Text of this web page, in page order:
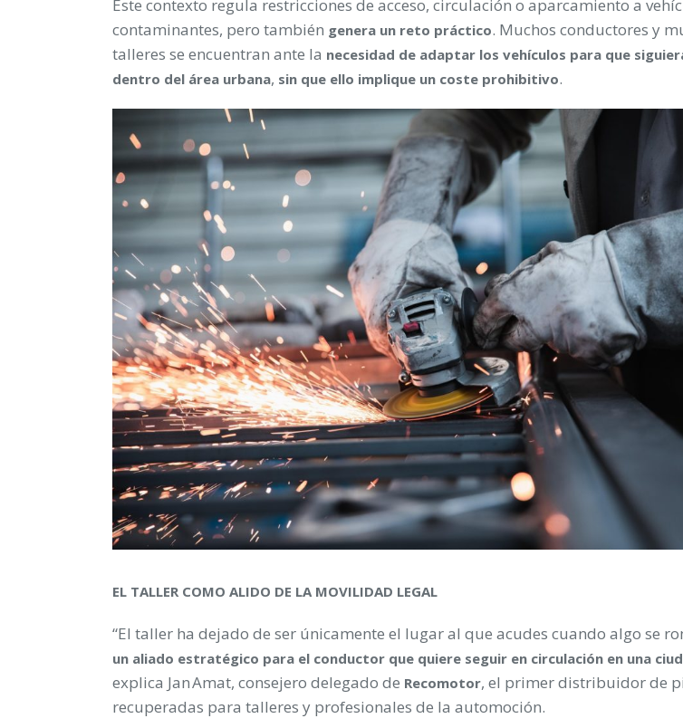
Este contexto regula restricciones de acceso, circulación o aparcamiento a
contaminantes, pero también genera un reto práctico. Muchos conductores y
talleres se encuentran ante la necesidad de adaptar los vehículos para que
dentro del área urbana, sin que ello implique un coste prohibitivo.
EL TALLER COMO ALIDO DE LA MOVILIDAD LEGAL
“El taller ha dejado de ser únicamente el lugar al que acudes cuando algo se
un aliado estratégico para el conductor que quiere seguir en circulación en una
explica Jan Amat, consejero delegado de Recomotor, el primer distribuidor de
recuperadas para talleres y profesionales de la automoción.